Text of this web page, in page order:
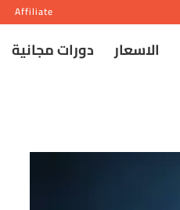
Affiliate
الاسعار دورات مجانية